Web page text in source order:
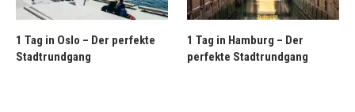
1 Tag in Oslo – Der perfekte
Stadtrundgang
1 Tag in Hamburg – Der
perfekte Stadtrundgang